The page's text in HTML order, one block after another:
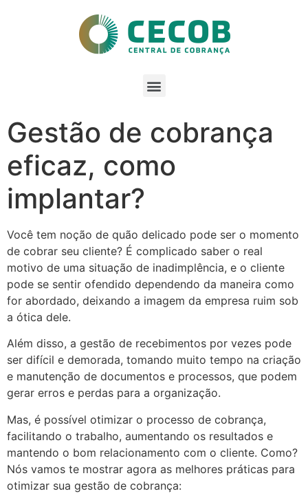
Gestão de cobrança
eficaz, como
implantar?
Você tem noção de quão delicado pode ser o momento
de cobrar seu cliente? É complicado saber o real
motivo de uma situação de inadimplência, e o cliente
pode se sentir ofendido dependendo da maneira como
for abordado, deixando a imagem da empresa ruim sob
a ótica dele.
Além disso, a gestão de recebimentos por vezes pode
ser difícil e demorada, tomando muito tempo na criação
e manutenção de documentos e processos, que podem
gerar erros e perdas para a organização.
Mas, é possível otimizar o processo de cobrança,
facilitando o trabalho, aumentando os resultados e
mantendo o bom relacionamento com o cliente. Como?
Nós vamos te mostrar agora as melhores práticas para
otimizar sua gestão de cobrança: